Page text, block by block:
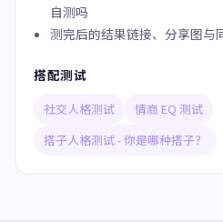
自测吗
测完后的结果链接、分享图与
搭配测试
社交人格测试
情商 EQ 测试
搭子人格测试 - 你是哪种搭子？